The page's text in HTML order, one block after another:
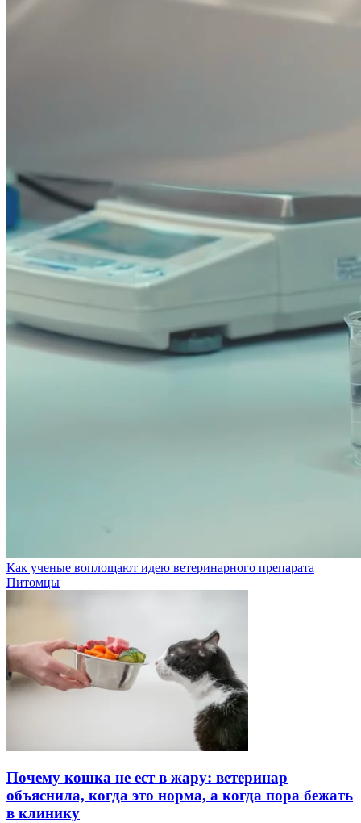
Как ученые воплощают идею ветеринарного препарата
Питомцы
Почему кошка не ест в жару: ветеринар
объяснила, когда это норма, а когда пора бежать
в клинику